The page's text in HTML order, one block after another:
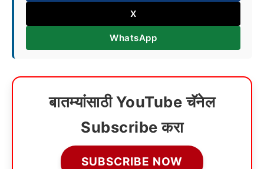
X
WhatsApp
बातम्यांसाठी YouTube चॅनेल
Subscribe करा
SUBSCRIBE NOW